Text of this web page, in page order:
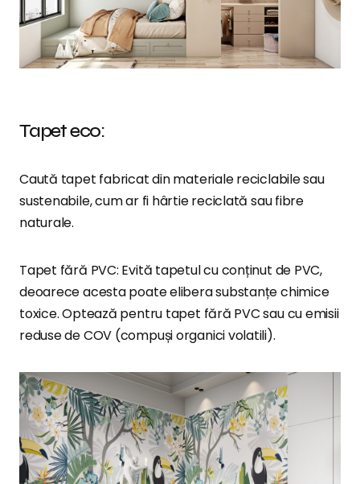
Tapet eco:
Caută tapet fabricat din materiale reciclabile sau
sustenabile, cum ar fi hârtie reciclată sau fibre
naturale.
Tapet fără PVC: Evită tapetul cu conținut de PVC,
deoarece acesta poate elibera substanțe chimice
toxice. Optează pentru tapet fără PVC sau cu emisii
reduse de COV (compuși organici volatili).